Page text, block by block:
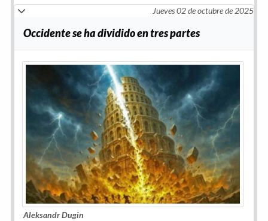
Jueves 02 de octubre de 2025
Occidente se ha dividido en tres partes
Aleksandr Dugin